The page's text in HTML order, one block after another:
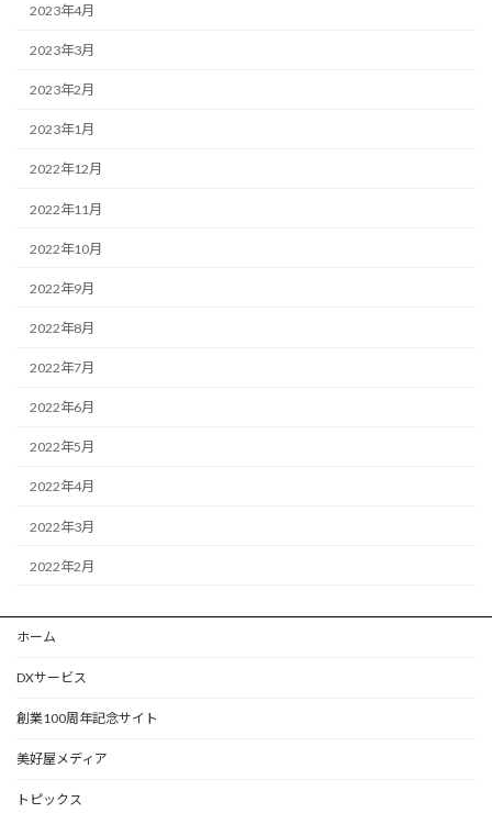
2023年4月
2023年3月
2023年2月
2023年1月
2022年12月
2022年11月
2022年10月
2022年9月
2022年8月
2022年7月
2022年6月
2022年5月
2022年4月
2022年3月
2022年2月
ホーム
DXサービス
創業100周年記念サイト
美好屋メディア
トピックス